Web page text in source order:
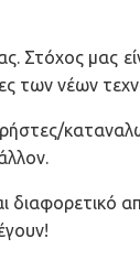
Στόχος μας
των νέων
διαφορετικό